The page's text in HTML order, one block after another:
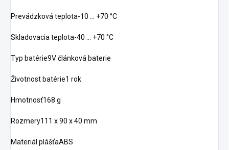
Prevádzková teplota-10 … +70 °C
Skladovacia teplota-40 … +70 °C
Typ batérie9V článková baterie
Životnost batérie1 rok
Hmotnosť168 g
Rozmery111 x 90 x 40 mm
Materiál plášťaABS